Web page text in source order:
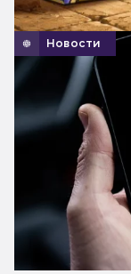
Новости